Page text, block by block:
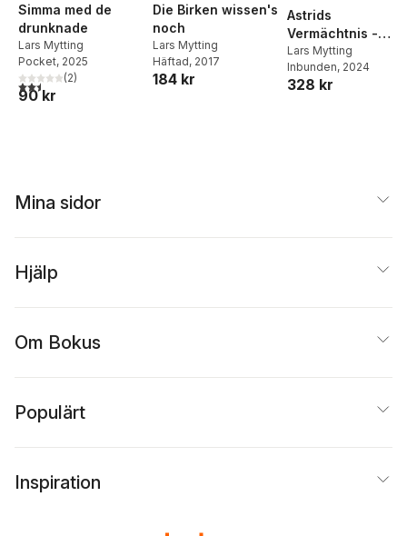
Simma med de
drunknade
Lars Mytting
Pocket, 2025
2,5utav 5 stjärnor. Totalt antal röster:
(2)
90 kr
Die Birken wissen's
noch
Lars Mytting
Häftad, 2017
184 kr
Astrids
Vermächtnis -
Roman
-Trilogie 3)
Lars Mytting
Inbunden, 2024
328 kr
Mina sidor
Hjälp
Om Bokus
Populärt
Inspiration